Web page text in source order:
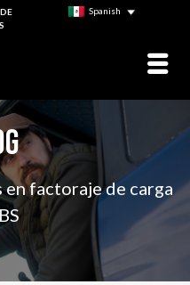
Spanish
factoraje de carga